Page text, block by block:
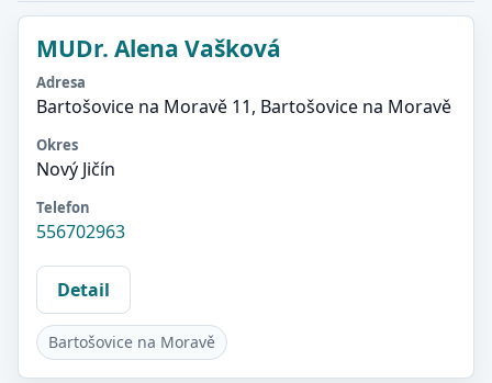
MUDr. Alena Vašková
Adresa
Bartošovice na Moravě 11, Bartošovice na Moravě
Okres
Nový Jičín
Telefon
556702963
Detail
Bartošovice na Moravě